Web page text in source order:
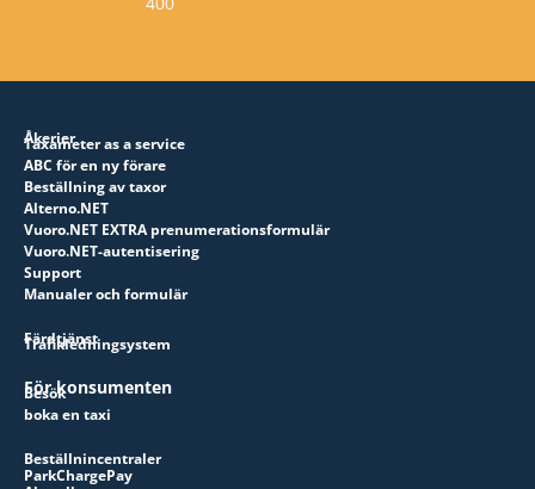
Åkerier
Taxameter as a service
ABC för en ny förare
Beställning av taxor
Alterno.NET
Vuoro.NET EXTRA prenumerationsformulär
Vuoro.NET-autentisering
Support
Manualer och formulär
Färdtjänst
Trafikledningsystem
För konsumenten
Besök
boka en taxi
Beställnincentraler
ParkChargePay